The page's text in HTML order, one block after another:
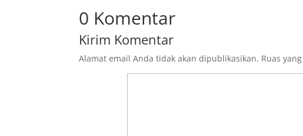
0 Komentar
Kirim Komentar
Alamat email Anda tidak akan dipublikasikan. Ruas